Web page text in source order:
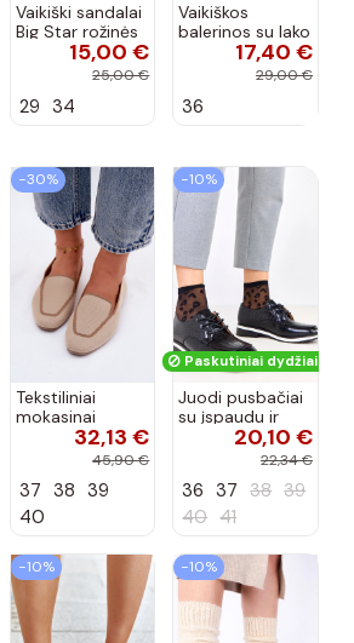
Vaikiški sandalai
Big Star rožinės
spalvos15,00 €
25,00 €
29 34
Vaikiškos
balerinos su lako
efektu ir
kaspinais baltos
17,40 €
29,00 €
36
−30%
Tekstiliniai
mokasinai
smėlio spalvos
32,13 €
45,90 €
37 38 39
40
−10%
Paskutiniai dydžiai!
Juodi pusbačiai
su įspaudu ir
kvadratiniu
priekiu Kerawa
20,10 €
22,34 €
36 37 38 39
40 41
−10% −10%